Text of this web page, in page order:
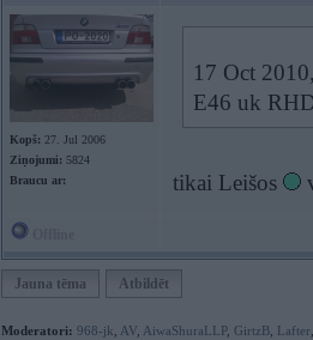
Kopš: 27. Jul 2006
Ziņojumi: 5824
Braucu ar:
17 Oct
E46 uk
tikai Leišos
Jauna tēma Atbildēt
Moderatori: 968-jk AV AiwaShuraLLP, GirtzB Lafter